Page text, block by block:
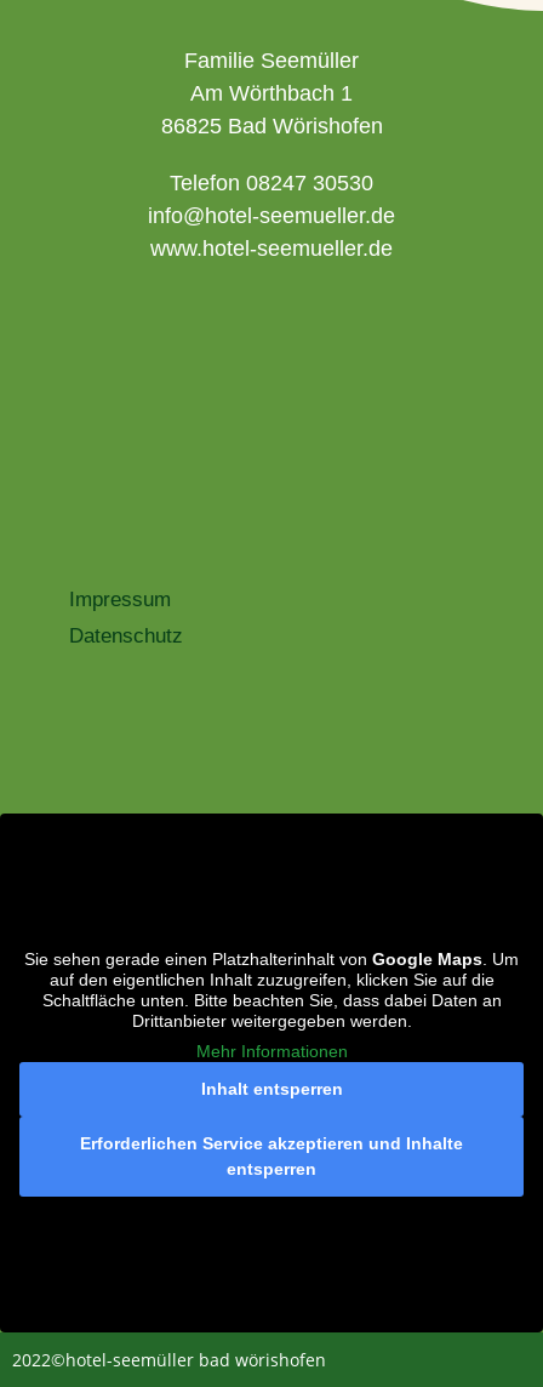
Familie Seemüller
Am Wörthbach 1
86825 Bad Wörishofen
Telefon 08247 30530
info@hotel-seemueller.de
www.hotel-seemueller.de
Impressum
Datenschutz
Sie sehen gerade einen Platzhalterinhalt von Google Maps . Um
auf den eigentlichen Inhalt zuzugreifen, klicken Sie auf die
Schaltfläche unten. Bitte beachten Sie, dass dabei Daten an
Drittanbieter weitergegeben werden.
Mehr Informationen
Inhalt entsperren
Erforderlichen Service akzeptieren und Inhalte
entsperren
2022©hotel-seemüller bad wörishofen